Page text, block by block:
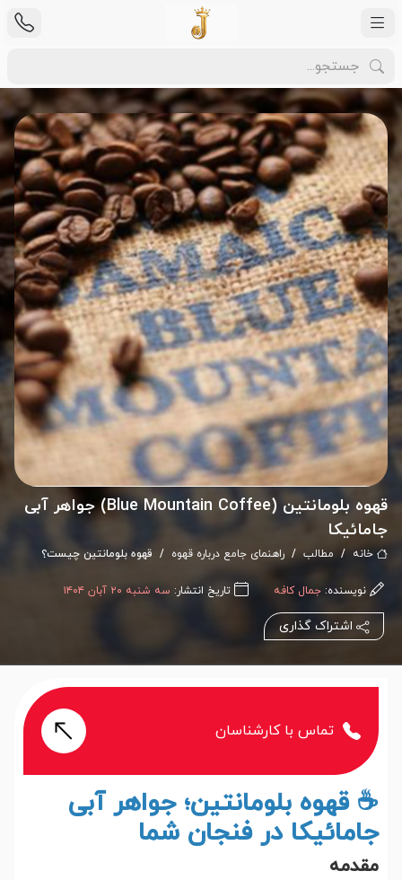
قهوه بلومانتین (Blue Mountain Coffee) جواهر آبی
جامائیکا
خانه مطالب راهنمای جامع درباره قهوه قهوه بلومانتین چیست؟
نویسنده: جمال کافه تاریخ انتشار: سه شنبه ۲۰ آبان ۱۴۰۴
اشتراک گذاری
تماس با کارشناسان
☕ قهوه بلومانتین؛ جواهر آبی
جامائیکا در فنجان شما
مقدمه